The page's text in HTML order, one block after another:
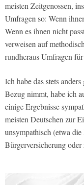
meisten Zeitgenossen,
Umfragen so: Wenn
Wenn es ihnen nicht
verweisen auf
rundheraus Umfragen
Ich habe das stets
Bezug nimmt, habe ich
einige Ergebnisse
meisten Deutschen zur
unsympathisch (etwa
Bürgerversicherung